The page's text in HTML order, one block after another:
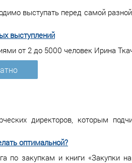
выступать перед самой
выступлений
от 2 до 5000 человек Ирина
директоров, которым
оптимальной?
по закупкам и книги «Закупки